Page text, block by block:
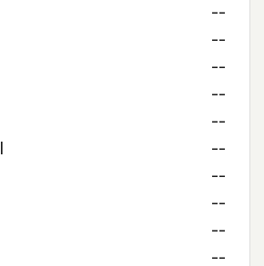
--
--
--
--
--
--
--
--
--
--